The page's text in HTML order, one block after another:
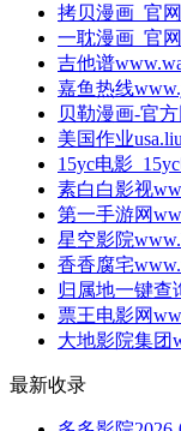
拷贝漫画_官
一耽漫画_官
吉他谱
嘉鱼热线
贝勒漫画-官
美国作业
15yc电影
素白白影视
第一手游网
星空影院
香香腐宅
归属地一键查
票王电影网
大地影院集团
最新收录